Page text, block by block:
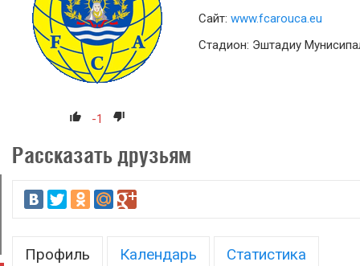
-1
Сайт: www.fcarouca.eu
Стадион: Эштадиу
Рассказать друзьям
Профиль Календарь Статистика